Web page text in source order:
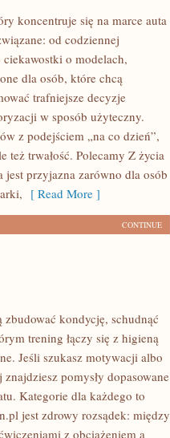
koncentruje się na marce auta
od codziennej
o modelach,
dla osób, które chcą
trafniejsze decyzje
w sposób użyteczny.
z podejściem „na co dzień”,
trwałość. Polecamy Z życia
przyjazna zarówno dla osób
[ Read More ]
CONTINUE
kondycję, schudnąć
trening łączy się z higieną
Jeśli szukasz motywacji albo
pomysły dopasowane
Kategorie dla każdego to
jest zdrowy rozsądek: między
z obciążeniem a